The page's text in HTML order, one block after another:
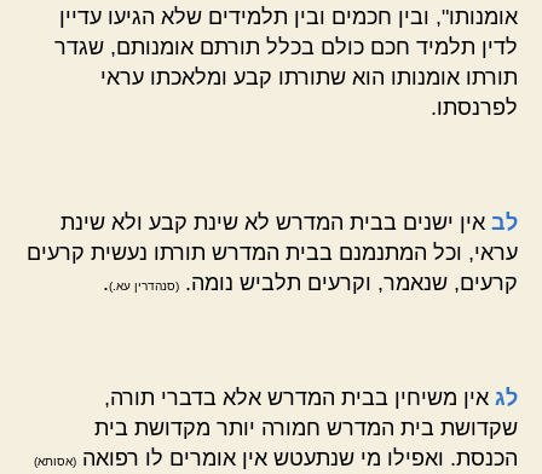
אומנותו", ובין חכמים ובין תלמידים שלא הגיעו עדיין
לדין תלמיד חכם כולם בכלל תורתם אומנותם, שגדר
תורתו אומנותו הוא שתורתו קבע ומלאכתו עראי
לפרנסתו.
לב אין ישנים בבית המדרש לא שינת קבע ולא שינת
עראי, וכל המתנמנם בבית המדרש תורתו נעשית קרעים
קרעים, שנאמר, וקרעים תלביש נומה. (סנהדרין עא.).
לג אין משיחין בבית המדרש אלא בדברי תורה,
שקדושת בית המדרש חמורה יותר מקדושת בית
הכנסת. ואפילו מי שנתעטש אין אומרים לו רפואה (אסותא)